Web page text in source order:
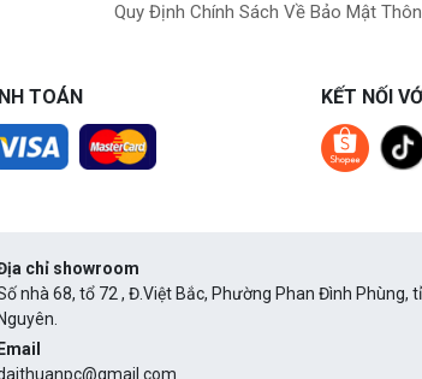
Quy Định Chính Sách Về Bảo Mật
TOÁN KẾT NỐI
chỉ showroom
nhà 68, tổ 72 , Đ.Việt Bắc, Phường Phan Đình Phùng,
Nguyên.
Email